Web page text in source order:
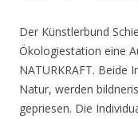
Der Künstlerbund
Ökologiestation eine
NATURKRAFT. Beide
Natur, werden
gepriesen. Die